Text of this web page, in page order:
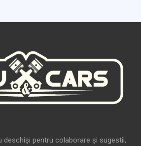
deschiși pentru colaborare și sugestii,